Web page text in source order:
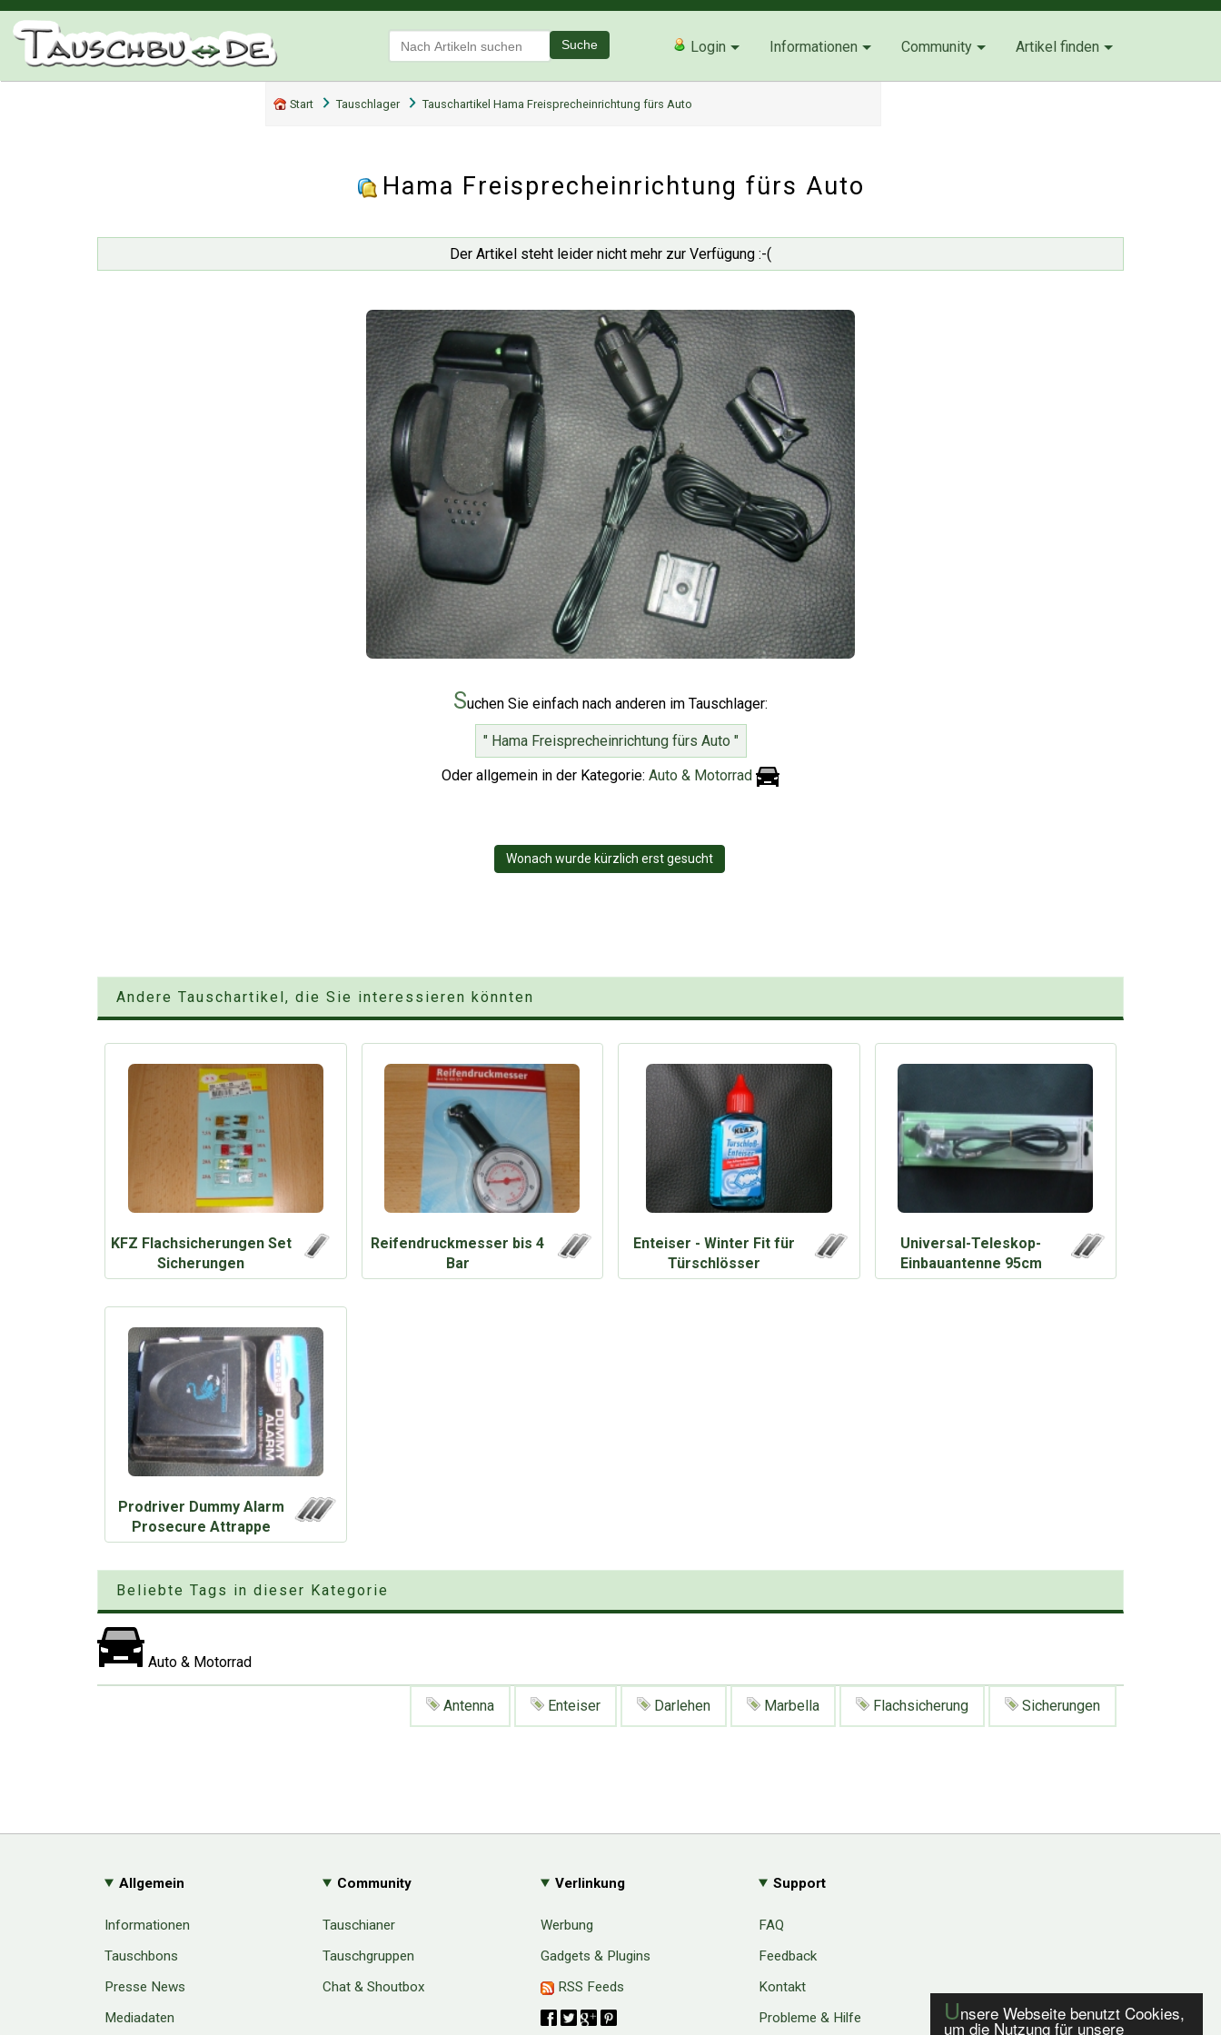
Unsere Webseite benutzt Cookies,
um die Nutzung für unsere
Suche Login Informationen Community Artikel finden
Start Tauschlager Tauschartikel Hama Freisprecheinrichtung fürs Auto
Hama Freisprecheinrichtung fürs Auto
Der Artikel steht leider nicht mehr zur Verfügung :-(
Suchen Sie einfach nach anderen im Tauschlager:
" Hama Freisprecheinrichtung fürs Auto "
Oder allgemein in der Kategorie: Auto & Motorrad
Wonach wurde kürzlich erst gesucht
Andere Tauschartikel, die Sie interessieren könnten
KFZ Flachsicherungen Set
Sicherungen
Reifendruckmesser bis 4
Bar
Enteiser - Winter Fit für
Türschlösser
Universal-Teleskop-
Einbauantenne 95cm
Prodriver Dummy Alarm
Prosecure Attrappe
Beliebte Tags in dieser Kategorie
Auto & Motorrad
Antenna Enteiser Darlehen Marbella Flachsicherung Sicherungen
Allgemein
Informationen
Tauschbons
Presse News
Mediadaten
Community
Tauschianer
Tauschgruppen
Chat & Shoutbox
Verlinkung
Werbung
Gadgets & Plugins
RSS Feeds
Support
FAQ
Feedback
Kontakt
Probleme & Hilfe